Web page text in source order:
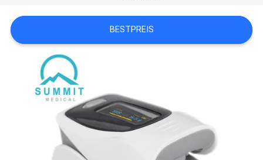
UNS
IN
VERBINDUNG
NACHRICHTEN
BESTPREIS